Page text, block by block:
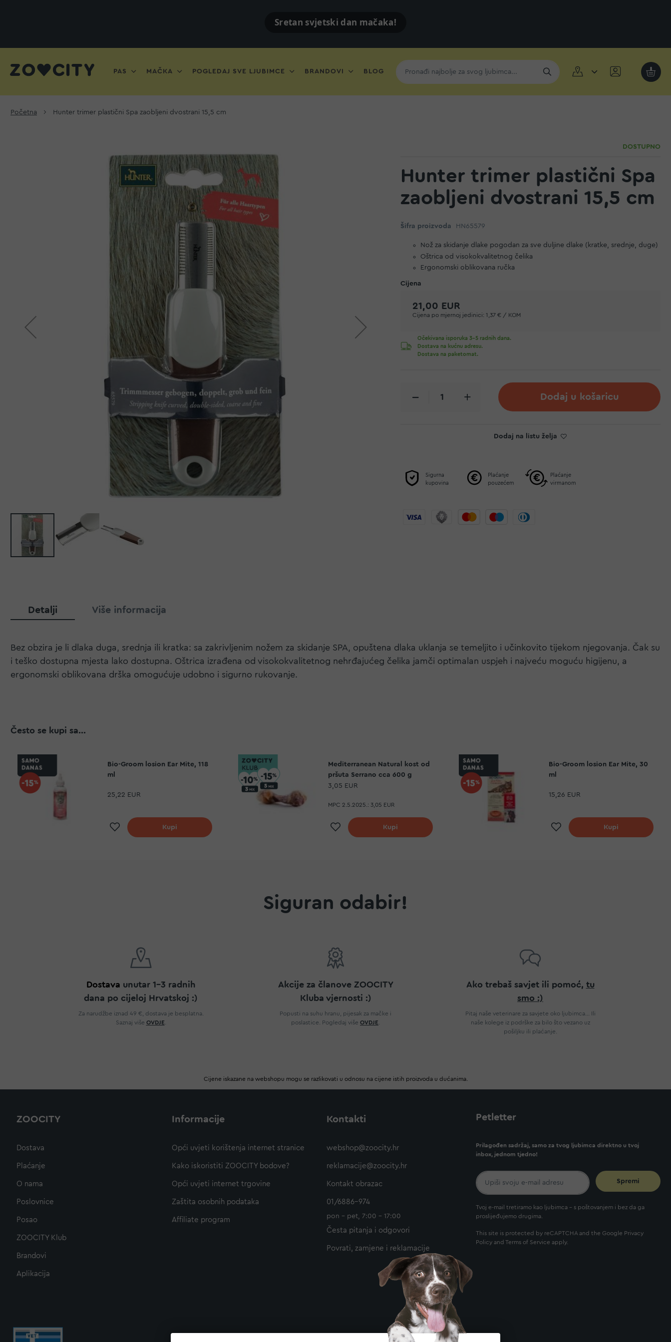
Sretan svjetski dan mačaka!
PAS MAČKA POGLEDAJ SVE LJUBIMCE BRANDOVI BLOG
Moja
Početna Hunter trimer plastični Spa zaobljeni dvostrani 15,5 cm
DOSTUPNO
Hunter trimer plastični Spa
zaobljeni dvostrani 15,5 cm
Šifra proizvoda HN65579
Nož za skidanje dlake pogodan za sve duljine dlake (kratke, srednje, duge)
Oštrica od visokokvalitetnog čelika
Ergonomski oblikovana ručka
21,00 EUR
Cijena po mjernoj jedinici: 1,37 € / KOM
Očekivana isporuka 3-5 radnih dana.
Dostava na kućnu adresu.
Dostava na paketomat.
Dodaj u košaricu
Dodaj na listu želja
Sigurna
kupovina
Plaćanje
pouzećem
Plaćanje
virmanom
Detalji
Bez obzira je li dlaka duga, srednja ili kratka: sa zakrivljenim nožem za skidanje SPA, opuštena dlaka uklanja se temeljito i učinkovito tijekom njegovanja. Čak su
i teško dostupna mjesta lako dostupna. Oštrica izrađena od visokokvalitetnog nehrđajućeg čelika jamči optimalan uspjeh i najveću moguću higijenu, a
ergonomski oblikovana drška omogućuje udobno i sigurno rukovanje.
Više informacija
Često se kupi sa...
Bio-Groom losion Ear Mite, 118
ml
25,22 EUR
Dodaj na listu želja
Kupi
Mediterranean Natural kost od
pršuta Serrano cca 600 g
3,05 EUR
MPC 2.5.2025.: 3,05 EUR
Dodaj na listu želja
Kupi
Bio-Groom losion Ear Mite, 30
ml
15,26 EUR
Dodaj na listu želja
Kupi
Siguran odabir!
Dostava unutar 1-3 radnih
dana po cijeloj Hrvatskoj :)
Za narudžbe iznad 49 €, dostava je besplatna.
Saznaj više OVDJE
Akcije za članove ZOOCITY
Kluba vjernosti :)
Popusti na suhu hranu, pijesak za mačke i
poslastice. Pogledaj više OVDJE
Ako trebaš savjet ili pomoć, tu
smo :)
Pitaj naše veterinare za savjete oko ljubimca... Ili
naše kolege iz podrške za bilo što vezano uz
pošiljku ili plaćanje.
Cijene iskazane na webshopu mogu se razlikovati u odnosu na cijene istih proizvoda u dućanima.
ZOOCITY
Dostava
Plaćanje
O nama
Poslovnice
Posao
ZOOCITY Klub
Brandovi
Aplikacija
Informacije
Opći uvjeti korištenja internet stranice
Kako iskoristiti ZOOCITY bodove?
Opći uvjeti internet trgovine
Zaštita osobnih podataka
Affiliate program
Kontakti
webshop@zoocity.hr
reklamacije@zoocity.hr
Kontakt obrazac
01/6886-974
pon - pet, 7:00 - 17:00
Česta pitanja i odgovori
Povrati, zamjene i reklamacije
Petletter
Prilagođen sadržaj, samo za tvog ljubimca direktno u tvoj
inbox, jednom tjedno!
Spremi
Tvoj e-mail tretiramo kao ljubimca - s poštovanjem i bez da ga
proslijeđujemo drugima.
This site is protected by reCAPTCHA and the Google Privacy
Policy and Terms of Service apply.